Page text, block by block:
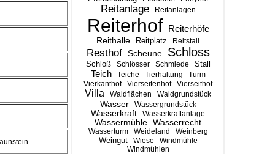
Reitanlage Reitanlagen
Reiterhof Reiterhöfe
Reithalle Reitplatz Reitstall
Resthof Scheune Schloss
Schloß Schlösser Schmiede Stall
Teich Teiche Tierhaltung
Turm
Vierkanthof
Vierseitenhof Vierseithof
Villa Waldflächen Waldgrundstück
Wasser Wassergrundstück
Wasserkraft Wasserkraftanlage
Wassermühle Wasserrecht
Wasserturm Weideland Weinberg
Weingut Wiese
Windmühle
Windmühlen